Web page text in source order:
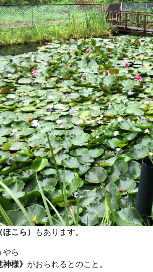
こら） もあります。
やら
神様》 がおられるとのこと。